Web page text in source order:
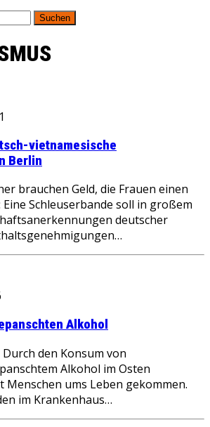
vietnamesische
Berlin
brauchen Geld, die Frauen einen
Schleuserbande soll in großem
deutscher
Alkohol
den Konsum von
Alkohol im Osten
Menschen ums Leben gekommen.
im Krankenhaus…